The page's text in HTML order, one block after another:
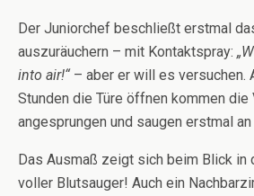
Der Juniorchef beschließt erstmal
auszuräuchern – mit Kontaktspray:
into air!“– aber er will es versuchen.
Stunden die Türe öffnen kommen die
angesprungen und saugen erstmal
Das Ausmaß zeigt sich beim Blick in
voller Blutsauger! Auch ein